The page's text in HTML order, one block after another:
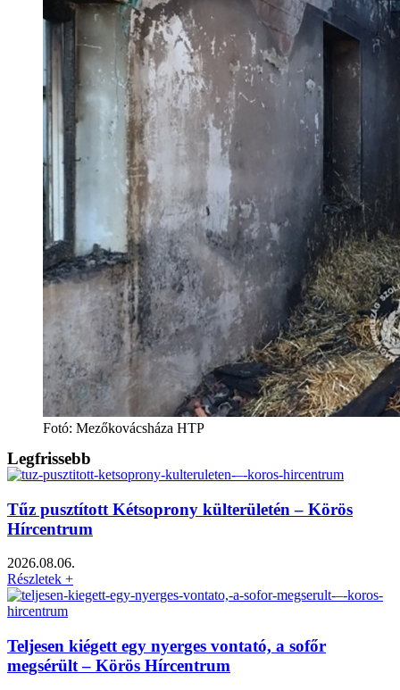
Fotó: Mezőkovácsháza HTP
Legfrissebb
Tűz pusztított Kétsoprony külterületén – Körös
Hírcentrum
2026.08.06.
Részletek +
Teljesen kiégett egy nyerges vontató, a sofőr
megsérült – Körös Hírcentrum